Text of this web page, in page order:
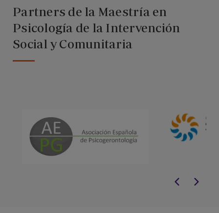
Partners de la Maestría en
Psicología de la Intervención
Social y Comunitaria